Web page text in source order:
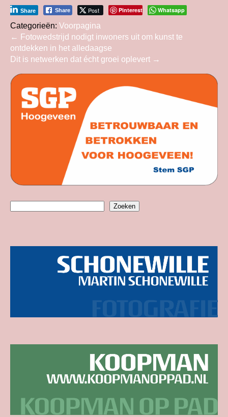
Share Post
Share Pinterest Whatsapp
Categorieën: Voorpagina
Bericht
navigatie
← Fotowedstrijd nodigt inwoners uit om kunst te
ontdekken in het alledaagse
Dit is netwerken dat écht groei oplevert →
Zoeken